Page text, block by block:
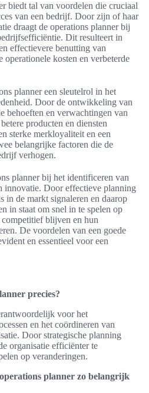
biedt tal van voordelen die cruciaal
van een bedrijf. Door zijn of haar
draagt de operations planner bij
Dit resulteert in
effectievere benutting van
kosten en verbeterde
planner een sleutelrol in het
Door de ontwikkeling van
behoeften en verwachtingen van
producten en diensten
sterke merkloyaliteit en een
belangrijke factoren die de
verhogen.
planner bij het identificeren van
innovatie. Door effectieve planning
in de markt signaleren en daarop
in staat om snel in te spelen op
blijven en hun
De voordelen van een goede
en essentieel voor een
precies?
voor het
en het coördineren van
Door strategische planning
organisatie efficiënter te
op veranderingen.
planner zo belangrijk